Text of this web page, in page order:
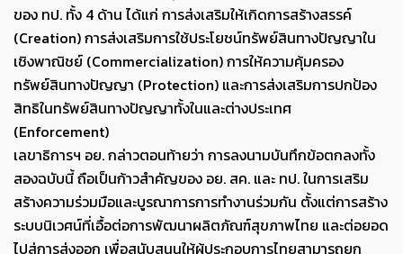
ของ ทป. ทั้ง 4 ด้าน ได้แก่ การส่งเสริมให้เกิดการสร้างสรรค์
(Creation) การส่งเสริมการใช้ประโยชน์ทรัพย์สินทางปัญญาใน
เชิงพาณิชย์ (Commercialization) การให้ความคุ้มครอง
ทรัพย์สินทางปัญญา (Protection) และการส่งเสริมการปกป้อง
สิทธิในทรัพย์สินทางปัญญาทั้งในและต่างประเทศ
(Enforcement)
เลขาธิการฯ อย. กล่าวตอนท้ายว่า การลงนามบันทึกข้อตกลงทั้ง
สองฉบับนี้ ถือเป็นก้าวสำคัญของ อย. สค. และ ทป. ในการเสริม
สร้างความร่วมมือและบูรณาการการทำงานร่วมกัน ตั้งแต่การสร้าง
ระบบนิเวศน์ที่เอื้อต่อการพัฒนาผลิตภัณฑ์สุขภาพไทย และต่อยอด
ไปสู่การส่งออก เพื่อสนับสนุนให้ผู้ประกอบการไทยสามารถยก